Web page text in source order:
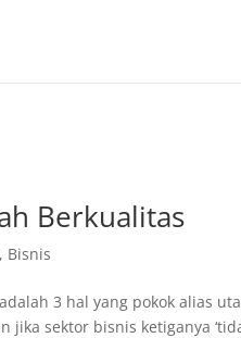
Berkualitas
, Bisnis
3 hal yang pokok alias
sektor bisnis ketiganya